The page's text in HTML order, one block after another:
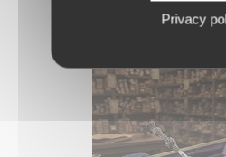
Varita de Albus
Hay objetos que no
exhiben con
Albus Dumbledore
esa categoría
Privacy